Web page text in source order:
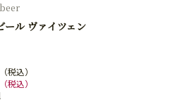
ール ヴァイツェン
税込）
税込）